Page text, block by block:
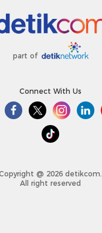
part of
Connect With Us
@ 2026 detikcom.
All right reserved